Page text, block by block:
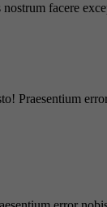
facere
Praesentium